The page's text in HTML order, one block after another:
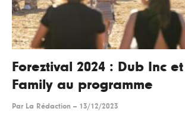
Foreztival 2024 : Dub Inc
Family au programme
Par La Rédaction -- 13/12/2023